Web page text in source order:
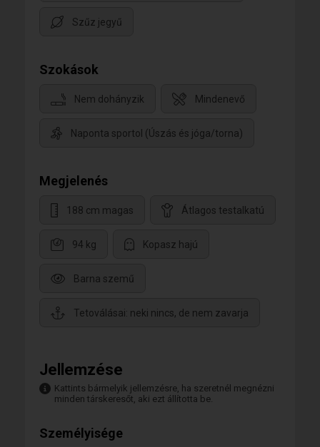
Szűz jegyű
Szokások
Nem dohányzik Mindenevő
Naponta sportol (Úszás és jóga/torna)
Megjelenés
188 cm magas Átlagos testalkatú
94 kg Kopasz hajú
Barna szemű
Tetoválásai: neki nincs, de nem zavarja
Jellemzése
Kattints bármelyik jellemzésre, ha szeretnél megnézni
minden társkeresőt, aki ezt állította be.
Személyisége